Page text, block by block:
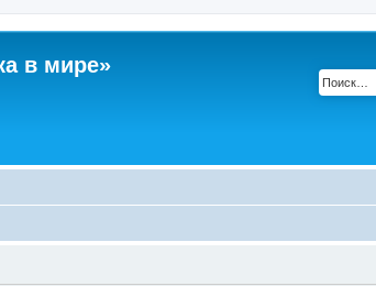
в мире»